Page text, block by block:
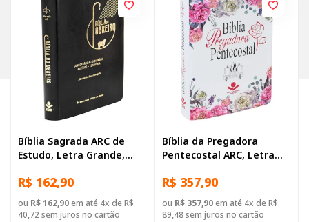
Bíblia Sagrada ARC de
Estudo, Letra Grande,
destacadas, com mapa,
Capa Couro Sintético
Preta
R$ 162,90
ou R$ 162,90em até 4x de R$
40,72 sem juros no cartão
Bíblia da Pregadora
Pentecostal ARC, Letra
Couro Sintético Ilustrada:
Bege
R$ 357,90
ou R$ 357,90em até 4x de R$
89,48 sem juros no cartão